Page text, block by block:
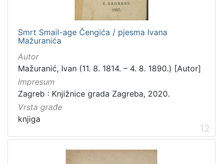
Smrt Smail-age Čengića / pjesma Ivana
Mažuranića
Autor
Mažuranić, Ivan (11. 8. 1814. – 4. 8. 1890.) [Autor]
Impresum
Zagreb : Knjižnice grada Zagreba, 2020.
Vrsta građe
knjiga
12